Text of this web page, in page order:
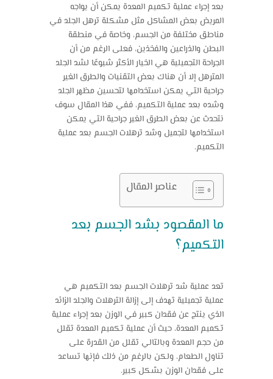
بعد إجراء عملية تكميم المعدة يمكن أن يواجه
المريض بعض المشاكل مثل مشكلة ترهل الجلد في
مناطق مختلفة من الجسم، وخاصة في منطقة
البطن والذراعين والفخذين، فعلى الرغم من أن
الجراحة التجميلية هي الخيار الأكثر شيوعًا لشد الجلد
المترهل إلا أن هناك بعض التقنيات والطرق الغير
جراحية التي يمكن استخدامها لتحسين مظهر الجلد
وشده بعد عملية التكميم، ففي هذا المقال سوف
نتحدث عن بعض الطرق الغير جراحية التي يمكن
استخدامها لتجميل وشد ترهلات الجسم بعد عملية
التكميم.
عناصر المقال
ما المقصود بشد الجسم بعد
التكميم؟
تعد عملية شد ترهلات الجسم بعد التكميم هي
عملية تجميلية تهدف إلى إزالة الترهلات والجلد الزائد
الذي ينتج عن فقدان كبير في الوزن بعد إجراء عملية
تكميم المعدة، حيث أن عملية تكميم المعدة تقلل
من حجم المعدة وبالتالي تقلل من القدرة على
تناول الطعام، ولكن بالرغم من ذلك فإنها تساعد
على فقدان الوزن بشكل كبير.